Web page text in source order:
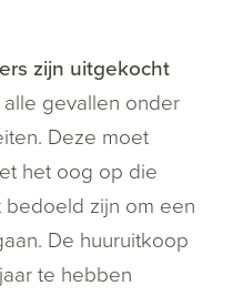
zijn uitgekocht
gevallen onder
Deze moet
het oog op die
bedoeld zijn om een
De huuruitkoop
te hebben